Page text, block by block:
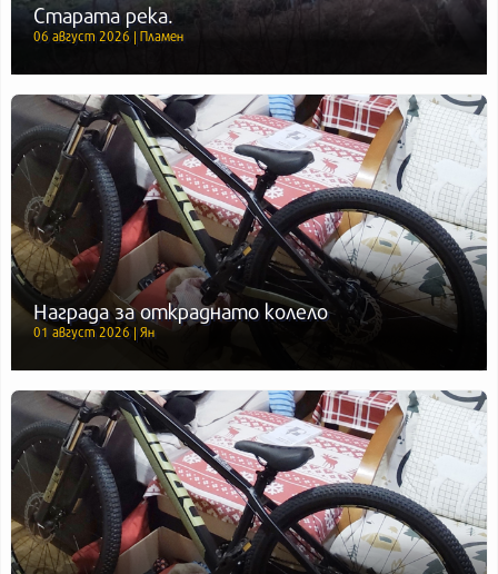
Старата река.
06 август 2026 | Пламен
Награда за откраднато колело
01 август 2026 | Ян